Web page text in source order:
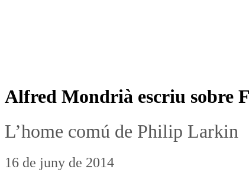
Alfred Mondrià escriu sobre
L’home comú de Philip Larkin
16 de juny de 2014